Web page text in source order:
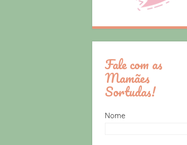
Fale com as
Mamães
Sortudas!
Nome